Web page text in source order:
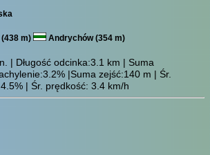
m) Andrychów (354 m)
| Długość odcinka:3.1 km | Suma
|Suma zejść:140 m | Śr.
| Śr. prędkość: 3.4 km/h